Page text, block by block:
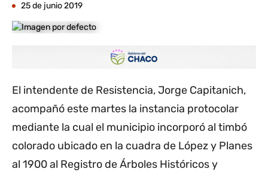
25 de junio 2019
El intendente de Resistencia, Jorge Capitanich,
acompañó este martes la instancia protocolar
mediante la cual el municipio incorporó al timbó
colorado ubicado en la cuadra de López y Planes
al 1900 al Registro de Árboles Históricos y